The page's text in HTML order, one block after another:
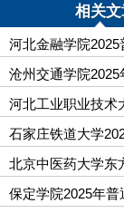
相关文
河北金融学院
沧州交通学院
河北工业职业技术
石家庄铁道大学
北京中医药大学东
保定学院2025年